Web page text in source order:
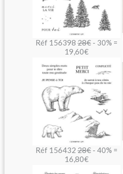
Réf 156398 28€ - 30% =
19,60€
Réf 156432 28€ - 40% =
16,80€